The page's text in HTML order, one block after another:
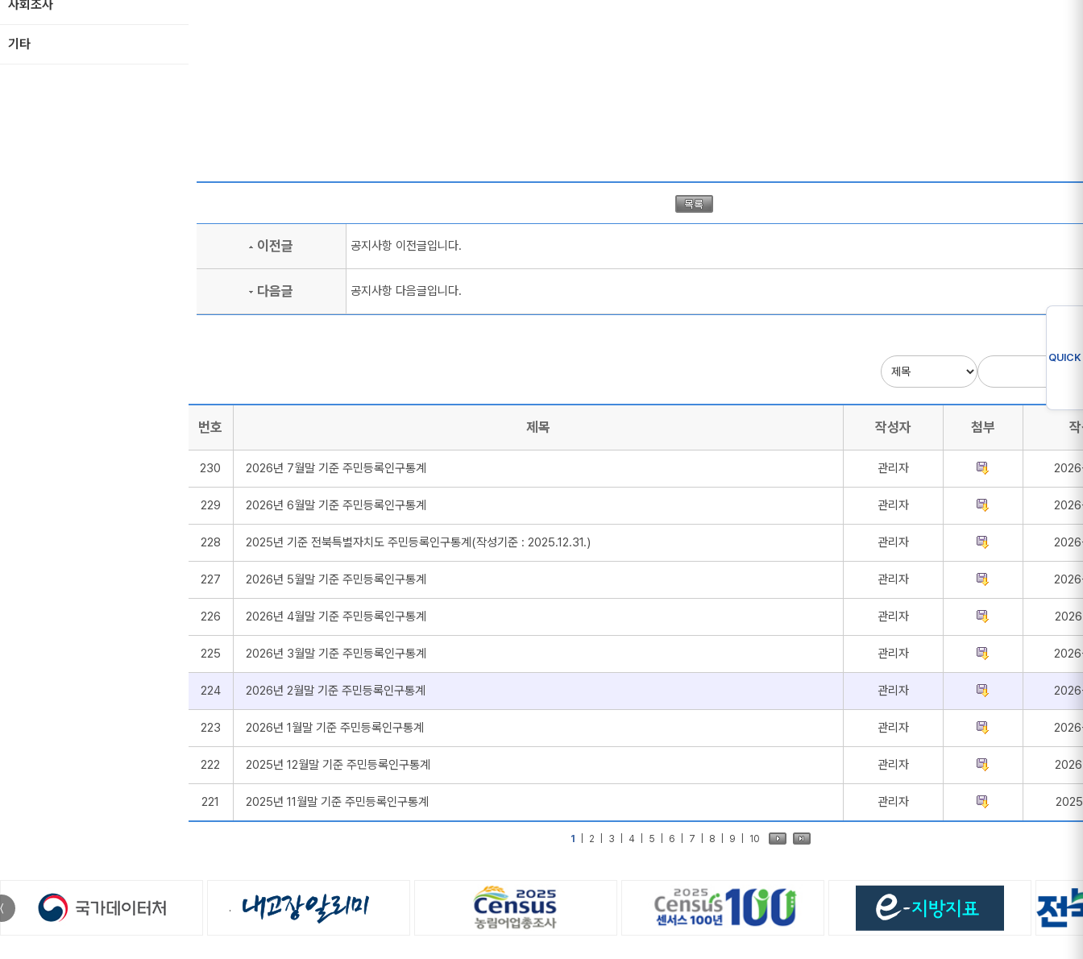
사회조사
기타
이전글 공지사항 이전글입니다.
다음글 공지사항 다음글입니다.
번호 제목 작성자 첨부
230 2026년 7월말 기준 주민등록인구통계 관리자
229 2026년 6월말 기준 주민등록인구통계 관리자
228 2025년 기준 전북특별자치도 주민등록인구통계(작성기준 : 2025.12.31.) 관리자
227 2026년 5월말 기준 주민등록인구통계 관리자
226 2026년 4월말 기준 주민등록인구통계 관리자
225 2026년 3월말 기준 주민등록인구통계 관리자
224 2026년 2월말 기준 주민등록인구통계 관리자
223 2026년 1월말 기준 주민등록인구통계 관리자
222 2025년 12월말 기준 주민등록인구통계 관리자
221 2025년 11월말 기준 주민등록인구통계 관리자
1 2 3 4 5 6 7 8 9 10
〈
QUICK